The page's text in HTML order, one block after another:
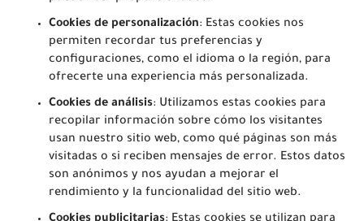
Cookies de personalización: Estas cookies nos
permiten recordar tus preferencias y
configuraciones, como el idioma o la región, para
ofrecerte una experiencia más personalizada.
Cookies de análisis: Utilizamos estas cookies para
recopilar información sobre cómo los visitantes
usan nuestro sitio web, como qué páginas son más
visitadas o si reciben mensajes de error. Estos datos
son anónimos y nos ayudan a mejorar el
rendimiento y la funcionalidad del sitio web.